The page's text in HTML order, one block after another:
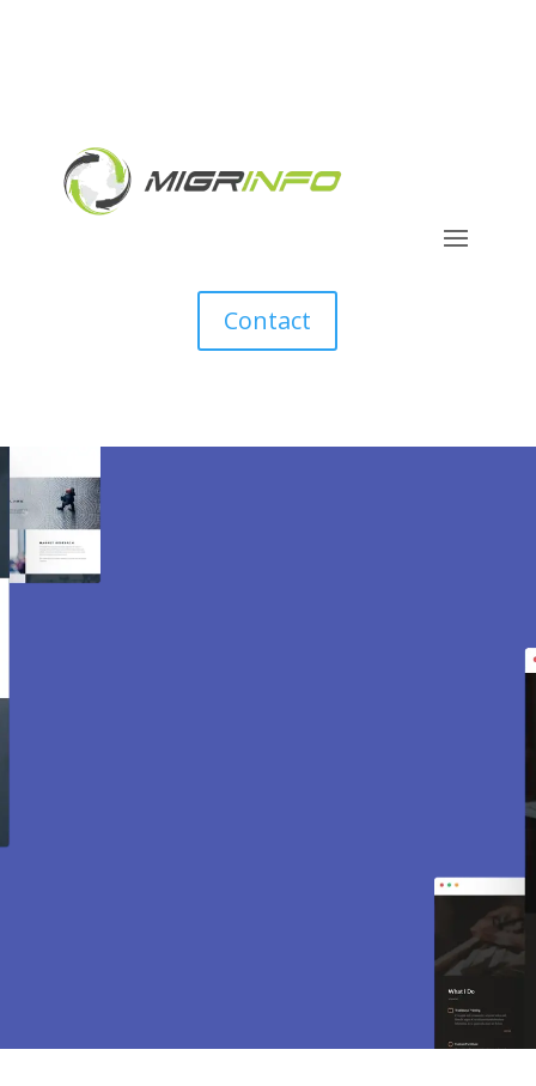
Contact
Création de site internet